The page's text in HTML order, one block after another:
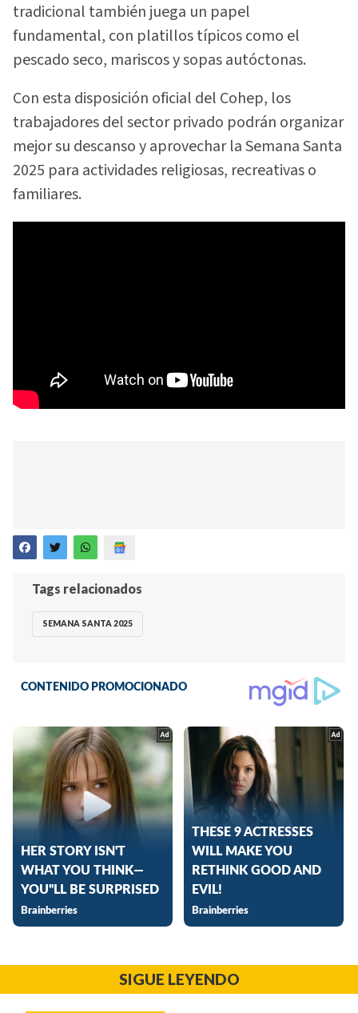
tradicional también juega un papel
fundamental, con platillos típicos como el
pescado seco, mariscos y sopas autóctonas.
Con esta disposición oficial del Cohep, los
trabajadores del sector privado podrán organizar
mejor su descanso y aprovechar la Semana Santa
2025 para actividades religiosas, recreativas o
familiares.
Tags relacionados
SEMANA SANTA 2025
SIGUE LEYENDO